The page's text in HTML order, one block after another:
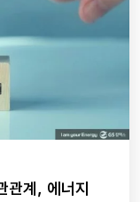
관계, 에너지